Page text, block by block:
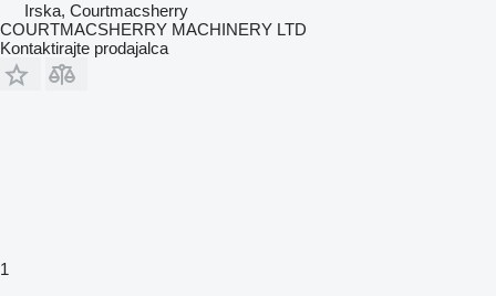
Irska, Courtmacsherry
COURTMACSHERRY MACHINERY LTD
Kontaktirajte prodajalca
1